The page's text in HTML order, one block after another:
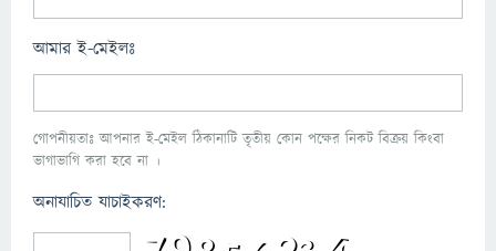
আমার ই-মেইলঃ
গোপনীয়তাঃ আপনার ই-মেইল ঠিকানাটি তৃতীয় কোন পক্ষের নিকট বিক্রয় কিংবা
ভাগাভাগি করা হবে না ।
অনাযাচিত যাচাইকরণ: